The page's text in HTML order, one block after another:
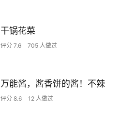
干锅花菜
评分 7.6 705 人做过
万能酱，酱香饼的酱！不辣
评分 8.6 12 人做过